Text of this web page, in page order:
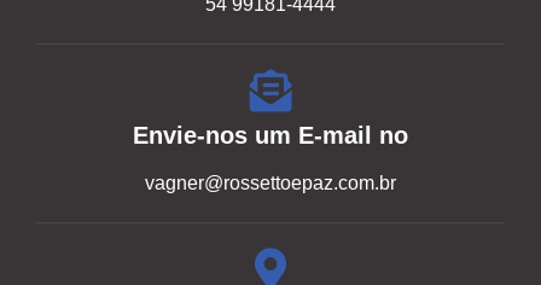
54 99181-4444
Envie-nos um E-mail no
vagner@rossettoepaz.com.br